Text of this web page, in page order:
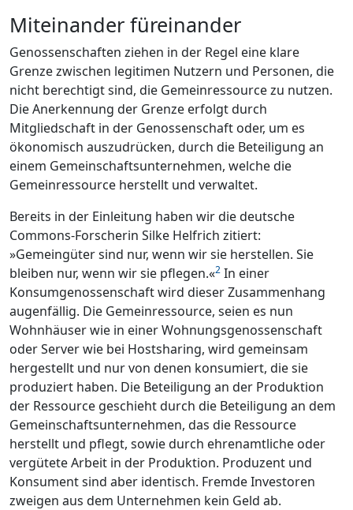
Miteinander füreinander
Genossenschaften ziehen in der Regel eine klare
Grenze zwischen legitimen Nutzern und Personen, die
nicht berechtigt sind, die Gemeinressource zu nutzen.
Die Anerkennung der Grenze erfolgt durch
Mitgliedschaft in der Genossenschaft oder, um es
ökonomisch auszudrücken, durch die Beteiligung an
einem Gemeinschaftsunternehmen, welche die
Gemeinressource herstellt und verwaltet.
Bereits in der Einleitung haben wir die deutsche
Commons-Forscherin Silke Helfrich zitiert:
»Gemeingüter sind nur, wenn wir sie herstellen. Sie
bleiben nur, wenn wir sie pflegen.«2 In einer
Konsumgenossenschaft wird dieser Zusammenhang
augenfällig. Die Gemeinressource, seien es nun
Wohnhäuser wie in einer Wohnungsgenossenschaft
oder Server wie bei Hostsharing, wird gemeinsam
hergestellt und nur von denen konsumiert, die sie
produziert haben. Die Beteiligung an der Produktion
der Ressource geschieht durch die Beteiligung an dem
Gemeinschaftsunternehmen, das die Ressource
herstellt und pflegt, sowie durch ehrenamtliche oder
vergütete Arbeit in der Produktion. Produzent und
Konsument sind aber identisch. Fremde Investoren
zweigen aus dem Unternehmen kein Geld ab.